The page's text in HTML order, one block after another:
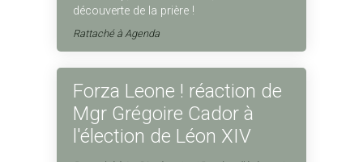
découverte de la prière !
Rattaché à Agenda
Forza Leone ! réaction de
Mgr Grégoire Cador à
l'élection de Léon XIV